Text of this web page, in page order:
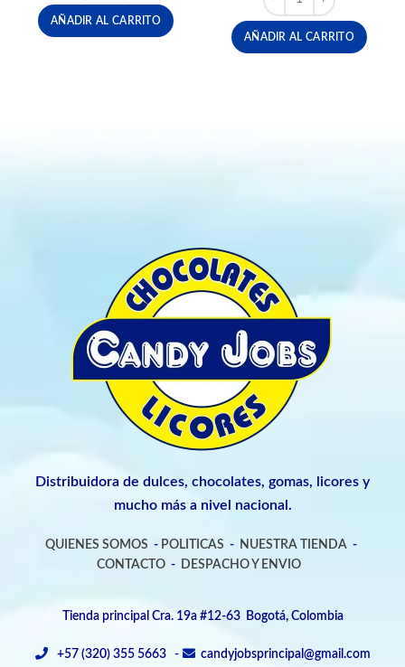
AÑADIR AL CARRITO
AÑADIR AL CARRITO
Distribuidora de dulces, chocolates, gomas, licores y
mucho más a nivel nacional.
QUIENES SOMOS - POLITICAS - NUESTRA TIENDA -
CONTACTO- DESPACHO Y ENVIO
Tienda principal Cra. 19a #12-63 Bogotá, Colombia
+57 (320) 355 5663 - candyjobsprincipal@gmail.com